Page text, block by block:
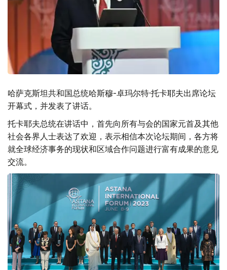
哈萨克斯坦共和国总统哈斯穆-卓玛尔特·托卡耶夫出席论坛
开幕式，并发表了讲话。
托卡耶夫总统在讲话中，首先向所有与会的国家元首及其他
社会各界人士表达了欢迎，表示相信本次论坛期间，各方将
就全球经济事务的现状和区域合作问题进行富有成果的意见
交流。